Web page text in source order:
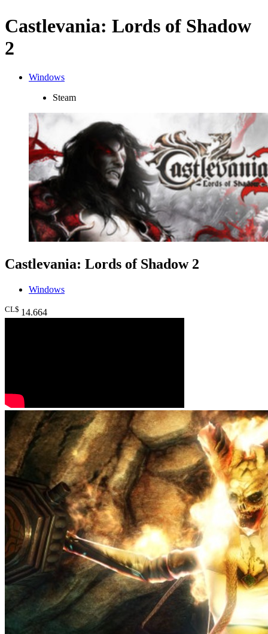
Castlevania: Lords of Shadow
2
Windows
Steam
Castlevania: Lords of Shadow 2
Windows
CL$ 14.664